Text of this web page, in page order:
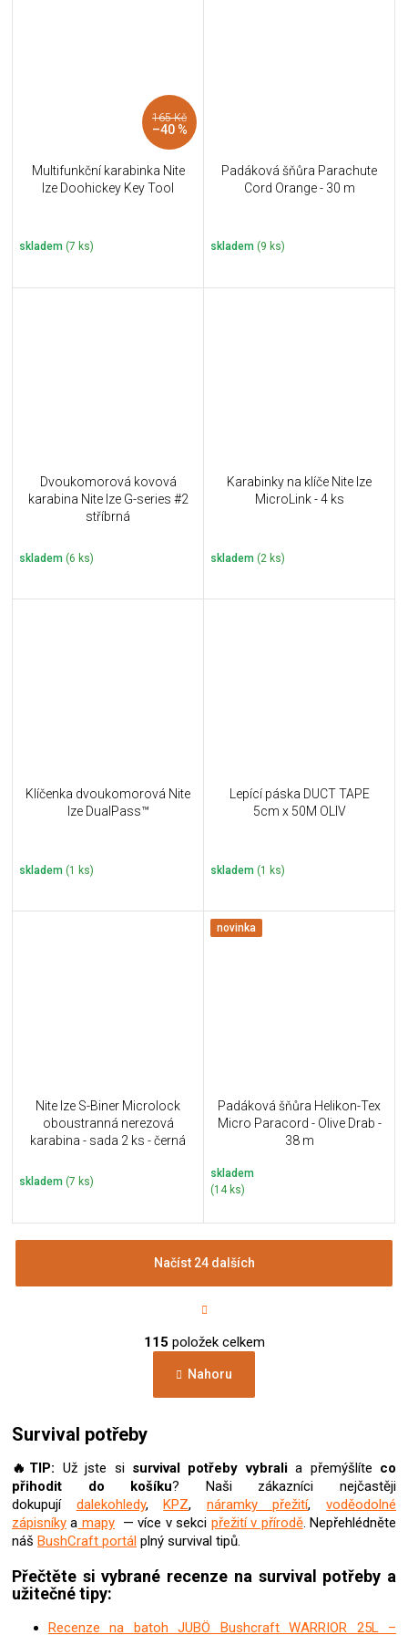
165 Kč
–40 %
Multifunkční karabinka Nite
Ize Doohickey Key Tool
skladem (7 ks)
Padáková šňůra Parachute
Cord Orange - 30 m
skladem (9 ks)
Dvoukomorová kovová
karabina Nite Ize G-series #2
stříbrná
skladem (6 ks)
Karabinky na klíče Nite Ize
MicroLink - 4 ks
skladem (2 ks)
Klíčenka dvoukomorová Nite
Ize DualPass™
skladem (1 ks)
Lepící páska DUCT TAPE
5cm x 50M OLIV
skladem (1 ks)
Nite Ize S-Biner Microlock
oboustranná nerezová
karabina - sada 2 ks - černá
skladem (7 ks)
novinka
Padáková šňůra Helikon-Tex
Micro Paracord - Olive Drab -
38 m
skladem
(14 ks)
v
á
d
p
r
v
k
y
v
ý
p
s
Načíst 24 dalších
t
á
n
k
v
115 položek celkem
Nahoru
Survival potřeby
🔥TIP: Už jste si survival potřeby vybralia přemýšlíte co
přihodit do košíku? Naši zákazníci nejčastěji
dokupují
dalekohledy, KPZ, náramky přežití,
voděodolné
zápisníky a mapy— více v sekci přežití v přírodě. Nepřehlédněte
náš BushCraft portál plný survival tipů.
Přečtěte si vybrané recenze na survival potřeby a
užitečné tipy:
Recenze na batoh JUBÖ Bushcraft WARRIOR 25L –